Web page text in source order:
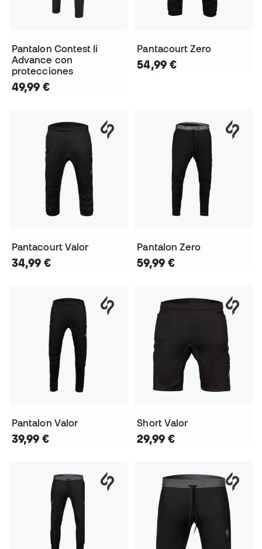
Pantalon Contest Ii
Advance con
protecciones
49,99 €
Pantacourt Zero
54,99 €
Pantacourt Valor
34,99 €
Pantalon Zero
59,99 €
Pantalon Valor
39,99 €
Short Valor
29,99 €